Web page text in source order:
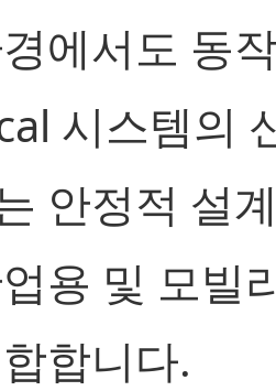
에서도 동
시스템의
안정적 설
용 및 모빌
합니다.